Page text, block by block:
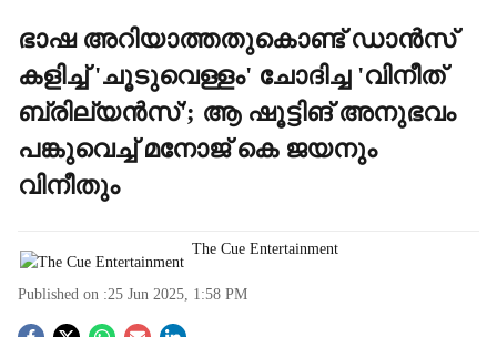
ഭാഷ അറിയാത്തതുകൊണ്ട് ഡാൻസ്
കളിച്ച് 'ചൂടുവെള്ളം' ചോദിച്ച 'വിനീത്
ബ്രില്യൻസ്'; ആ ഷൂട്ടിങ് അനുഭവം
പങ്കുവെച്ച് മനോജ് കെ ജയനും
വിനീതും
The Cue Entertainment
Published on :25 Jun 2025, 1:58 PM